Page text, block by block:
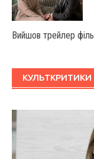
Вийшов трейлер
КУЛЬТКРИТИКИ